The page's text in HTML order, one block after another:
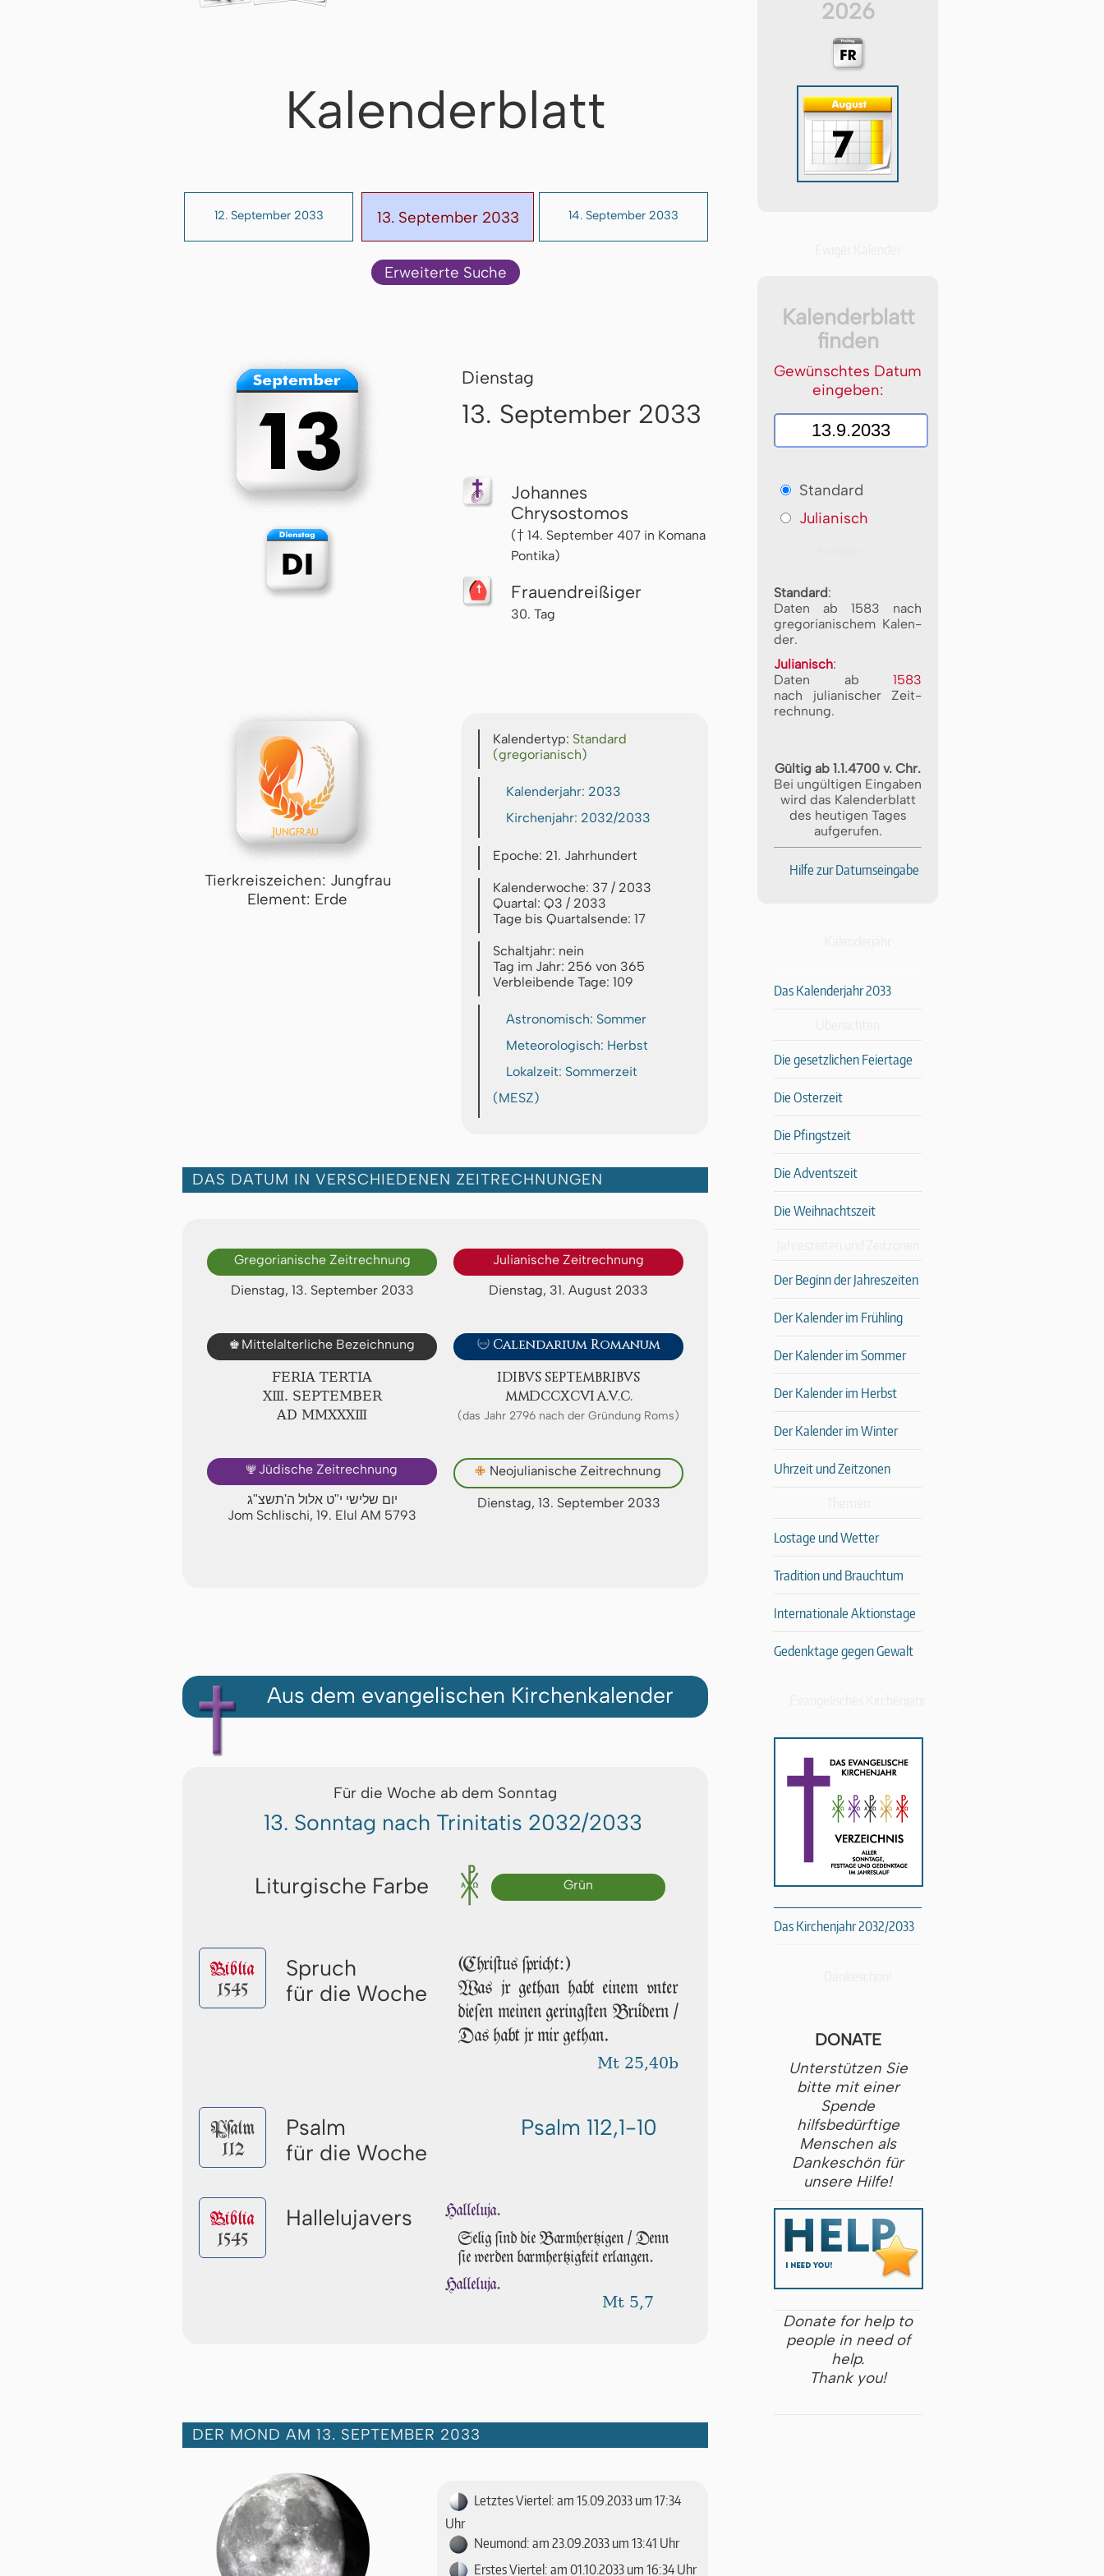
Kalenderblatt
12. September 2033 13. September 2033 14. September 2033
Erweiterte Suche
Dienstag
13. September 2033
Johannes
Chrysostomos
(† 14. September 407 in Komana
Pontika)
Frau­en­drei­ßi­ger
30. Tag
Tierkreiszeichen: Jungfrau
Element: Erde
Kalendertyp: Standard
(gregorianisch)
Kalenderjahr: 2033
Kirchenjahr: 2032/2033
Epoche: 21. Jahrhundert
Kalenderwoche: 37 / 2033
Quartal: Q3 / 2033
Tage bis Quartalsende: 17
Schaltjahr: nein
Tag im Jahr: 256 von 365
Verbleibende Tage: 109
Astronomisch: Sommer
Meteorologisch: Herbst
Lokalzeit: Sommerzeit
(MESZ)
DAS DATUM IN VERSCHIEDENEN ZEITRECHNUNGEN
Gregorianische Zeitrechnung
Dienstag, 13. September 2033
Julianische Zeitrechnung
Dienstag, 31. August 2033
♚ Mittelalterliche Bezeichnung
FERIA TERTIA
ⅩⅢ. SEPTEMBER
AD ⅯⅯⅩⅩⅩⅢ
 Calendarium Romanum
IDIBVS SEP­TEMB­RI­BVS
ⅯⅯⅮⅭⅭⅩⅭⅥ A.V.C.
(das Jahr 2796 nach der Gründung Roms)
🕎 Jüdische Zeitrechnung
יום שלישי י"ט אלול ה'תשצ"ג
Jom Schlischi, 19. Elul AM 5793
✙ Neojulianische Zeitrechnung
Dienstag, 13. September 2033
Aus dem evangelischen Kirchenkalender
Für die Woche ab dem Sonntag
13. Sonntag nach Trinitatis 2032/2033
Liturgische Farbe Grün
Biblia
1545
Spruch
für die Woche
(Chriſtus ſpricht:)
Was jr ge­than habt einem vn­ter
die­ſen mei­nen geringſten Brüdern /
Das habt jr mir ge­than.
Mt 25,40b
Pſalm
112
Psalm
für die Woche
Psalm 112,1-10
Biblia
1545
Hallelujavers
Halleluja.
Selig ſind die Barmhertzigen / Denn
ſie wer­den barmhertzigkeit erlangen.
Halleluja.
Mt 5,7
DER MOND AM 13. SEPTEMBER 2033
Letztes Viertel: am 15.09.2033 um 17:34
Uhr
Neumond: am 23.09.2033 um 13:41 Uhr
Erstes Viertel: am 01.10.2033 um 16:34 Uhr
2026
Kalenderblatt
finden
Gewünschtes Datum
eingeben:
Standard
Julianisch
Standard:
Daten ab 1583 nach
gre­go­ri­a­ni­schem Ka­len­
der.
Julianisch:
Daten ab 1583
nach ju­li­a­ni­scher Zeit­
rech­nung.
Gültig ab 1.1.4700 v. Chr.
Bei ungültigen Eingaben
wird das Kalenderblatt
des heutigen Tages
aufgerufen.
Hilfe zur Datumseingabe
Das Kalenderjahr 2033
Die gesetzlichen Feiertage
Die Osterzeit
Die Pfingstzeit
Die Adventszeit
Die Weihnachtszeit
Der Beginn der Jahreszeiten
Der Kalender im Frühling
Der Kalender im Sommer
Der Kalender im Herbst
Der Kalender im Winter
Uhrzeit und Zeitzonen
Lostage und Wetter
Tradition und Brauchtum
Internationale Aktionstage
Gedenktage gegen Gewalt
Das Kirchenjahr 2032/2033
DONATE
Unterstützen Sie
bitte mit einer
Spende
hilfsbedürftige
Menschen als
Dankeschön für
unsere Hilfe!
Donate for help to
people in need of
help.
Thank you!